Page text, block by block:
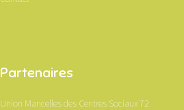
Partenaires
Union Mancelles des Centres Sociaux 72